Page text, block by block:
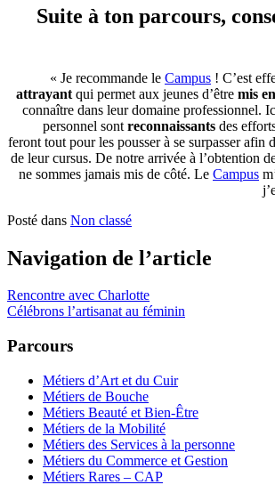
Suite à ton parcours,
« Je recommande le Campus ! C’est
attrayant qui permet aux jeunes d’être mis
connaître dans leur domaine professionnel.
personnel sont reconnaissants des
feront tout pour les pousser à se surpasser afin
de leur cursus. De notre arrivée à l’obtention
ne sommes jamais mis de côté. Le Campus
Posté dans Non classé
Navigation de l’article
Rencontre avec Charlotte
Célébrons l’artisanat au féminin
Parcours
Métiers d’Art et du Cuir
Métiers de Bouche
Métiers Beauté et Bien-Être
Métiers de la Mobilité
Métiers des Services à la personne
Métiers du Commerce et Gestion
Métiers Rares – CAP